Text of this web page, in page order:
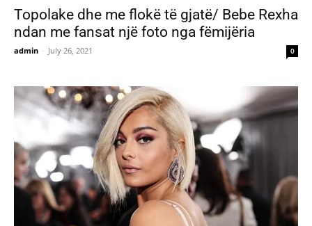
Topolake dhe me flokë të gjatë/ Bebe Rexha
ndan me fansat një foto nga fëmijëria
admin - July 26, 2021 0